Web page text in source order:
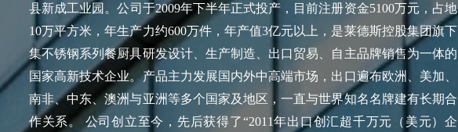
县新成工业园。公司于2009年下半年正式投产，目前注册资金5100万元，占地
10万平方米，年生产力约600万件，年产值3亿元以上，是莱德斯控股集团旗下
集不锈钢系列餐厨具研发设计、生产制造、出口贸易、自主品牌销售为一体的
国家高新技术企业。产品主力发展国内外中高端市场，出口遍布欧洲、美加、
南非、中东、澳洲与亚洲等多个国家及地区，一直与世界知名名牌建有长期合
作关系。 公司创立至今，先后获得了“2011年出口创汇超千万元（美元）企